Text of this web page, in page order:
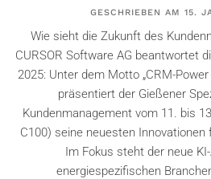
GESCHRIEBEN AM 15.
Wie sieht die Zukunft des
CURSOR Software AG beantwortet
2025: Unter dem Motto „CRM-
präsentiert der Gießener
Kundenmanagement vom 11. bis
C100) seine neuesten
Im Fokus steht der neue
energiespezifischen